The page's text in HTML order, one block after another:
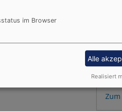
im Browser
Alle
Realisiert